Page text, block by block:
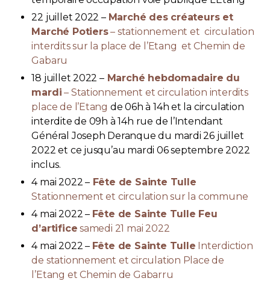
22 juillet 2022 – Marché des créateurs et
Marché Potiers– stationnement et circulation
interdits sur la place de l’Etang et Chemin de
Gabaru
18 juillet 2022 –Marché hebdomadaire du
mardi – Stationnement et circulation interdits
place de l’Etang de 06h à 14h et la circulation
interdite de 09h à 14h rue de l’Intendant
Général Joseph Deranque du mardi 26 juillet
2022 et ce jusqu’au mardi 06 septembre 2022
inclus.
4 mai 2022 –Fête de Sainte Tulle
Stationnement et circulation sur la commune
4 mai 2022 – Fête de Sainte Tulle Feu
d’artifice samedi 21 mai 2022
4 mai 2022 – Fête de Sainte Tulle Interdiction
de stationnement et circulation Place de
l’Etang et Chemin de Gabarru